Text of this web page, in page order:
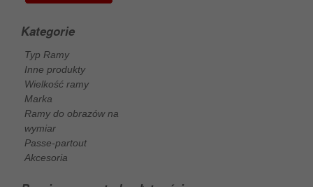
Kategorie
Typ Ramy
Inne produkty
Wielkość ramy
Marka
Ramy do obrazów na
wymiar
Passe-partout
Akcesoria